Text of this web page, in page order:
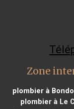
Zone
plombier à
plombier à Le